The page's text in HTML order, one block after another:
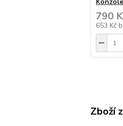
790
653 Kč
Zboží